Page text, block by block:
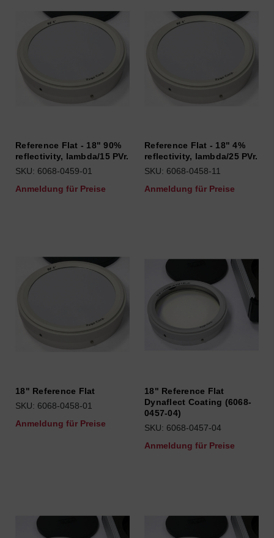
Reference Flat - 18" 90%
reflectivity, lambda/15 PVr.
SKU: 6068-0459-01
Anmeldung für Preise
Reference Flat - 18" 4%
reflectivity, lambda/25 PVr.
SKU: 6068-0458-11
Anmeldung für Preise
18" Reference Flat
SKU: 6068-0458-01
Anmeldung für Preise
18" Reference Flat
Dynaflect Coating (6068-
0457-04)
SKU: 6068-0457-04
Anmeldung für Preise